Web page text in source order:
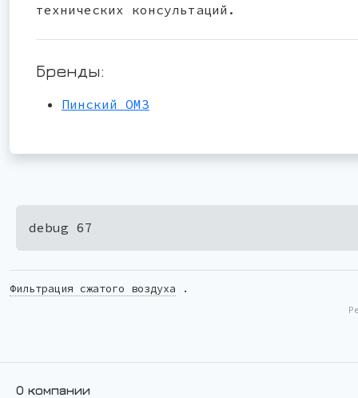
технических консультаций.
Бренды:
Пинский ОМЗ
debug 67
Фильтрация сжатого воздуха .
О компании